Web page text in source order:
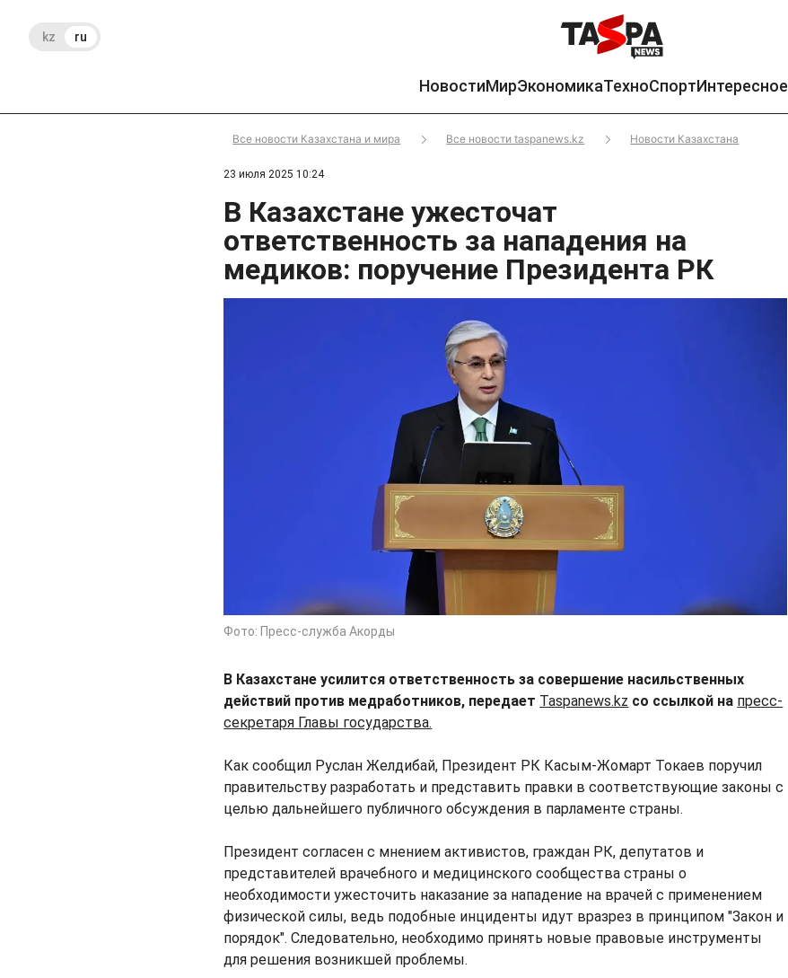
kz ru
НовостиМирЭкономикаТехноСпортИнтересное
Все новости Казахстана и мира Все новости taspanews.kz Новости Казахстана
23 июля 2025 10:24
В Казахстане ужесточат
ответственность за нападения на
медиков: поручение Президента РК
Фото: Пресс-служба Акорды
В Казахстане усилится ответственность за совершение насильственных
действий против медработников, передает Taspanews.kz со ссылкой на пресс-
секретаря Главы государства.
Как сообщил Руслан Желдибай, Президент РК Касым-Жомарт Токаев поручил
правительству разработать и представить правки в соответствующие законы с
целью дальнейшего публичного обсуждения в парламенте страны.
Президент согласен с мнением активистов, граждан РК, депутатов и
представителей врачебного и медицинского сообщества страны о
необходимости ужесточить наказание за нападение на врачей с применением
физической силы, ведь подобные инциденты идут вразрез в принципом "Закон и
порядок". Следовательно, необходимо принять новые правовые инструменты
для решения возникшей проблемы.